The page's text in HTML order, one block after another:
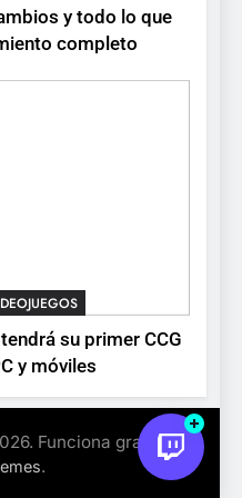
y todo lo que
completo
su primer CCG
y móviles
Funciona gracias a
.